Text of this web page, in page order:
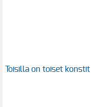
Toisilla on toiset konstit